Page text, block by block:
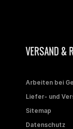
VERSAND &
Arbeiten bei
Liefer- und
Sitemap
Datenschutz